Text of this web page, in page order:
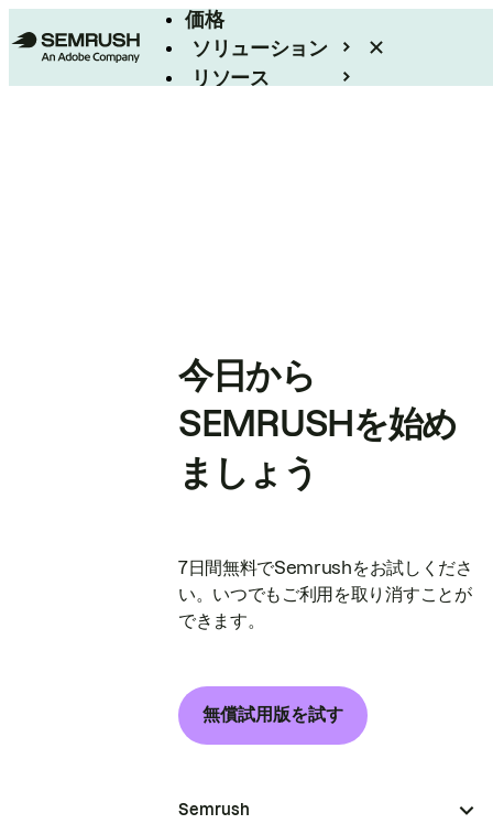
価格
ソリューション
リソース
今日から
SEMRUSHを始め
ましょう
7日間無料でSemrushをお試しくださ
い。いつでもご利用を取り消すことが
できます。
無償試用版を試す
Semrush